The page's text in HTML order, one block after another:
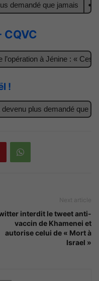
que jamais Il
à Jénine : « Ces
!
plus demandé que
Next article
interdit le tweet anti-
vaccin de Khamenei et
autorise celui de « Mort à
Israel »